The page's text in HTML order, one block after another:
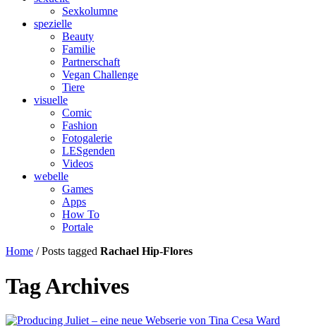
Sexkolumne
spezielle
Beauty
Familie
Partnerschaft
Vegan Challenge
Tiere
visuelle
Comic
Fashion
Fotogalerie
LESgenden
Videos
webelle
Games
Apps
How To
Portale
Home /Posts tagged Rachael Hip-Flores
Tag Archives